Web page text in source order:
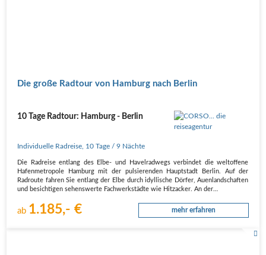
Die große Radtour von Hamburg nach Berlin
10 Tage Radtour: Hamburg - Berlin
Individuelle Radreise 10 Tage / 9 Nächte
Die Radreise entlang des Elbe- und Havelradwegs verbindet die weltoffene
Hafenmetropole Hamburg mit der pulsierenden Hauptstadt Berlin. Auf der
Radroute fahren Sie entlang der Elbe durch idyllische Dörfer, Auenlandschaften
und besichtigen sehenswerte Fachwerkstädte wie Hitzacker. An der…
ab 1.185,- € mehr erfahren